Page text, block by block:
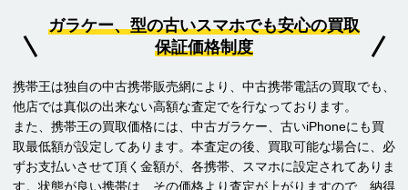
ガラケー、型の古いスマホでも安心の買取
保証価格制度
携帯王は独自の中古携帯販売網により、中古携帯電話の買取でも、
他店では真似の出来ない高額な査定でを行なっております。
また、携帯王の買取価格には、中古ガラケー、古いiPhoneにも買
取最低額が設定してあります。本査定の後、買取可能な場合に、必
ずお支払いさせて頂く金額が、各携帯、スマホに設定されてありま
す。状態が良い携帯は、その価格より査定が上がりますので、納得